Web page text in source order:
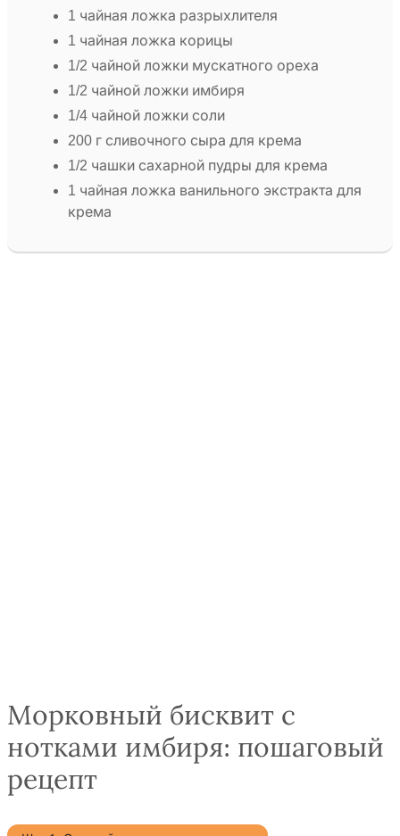
1 чайная ложка разрыхлителя
1 чайная ложка корицы
1/2 чайной ложки мускатного ореха
1/2 чайной ложки имбиря
1/4 чайной ложки соли
200 г сливочного сыра для крема
1/2 чашки сахарной пудры для крема
1 чайная ложка ванильного экстракта для
крема
Морковный бисквит с
нотками имбиря: пошаговый
рецепт